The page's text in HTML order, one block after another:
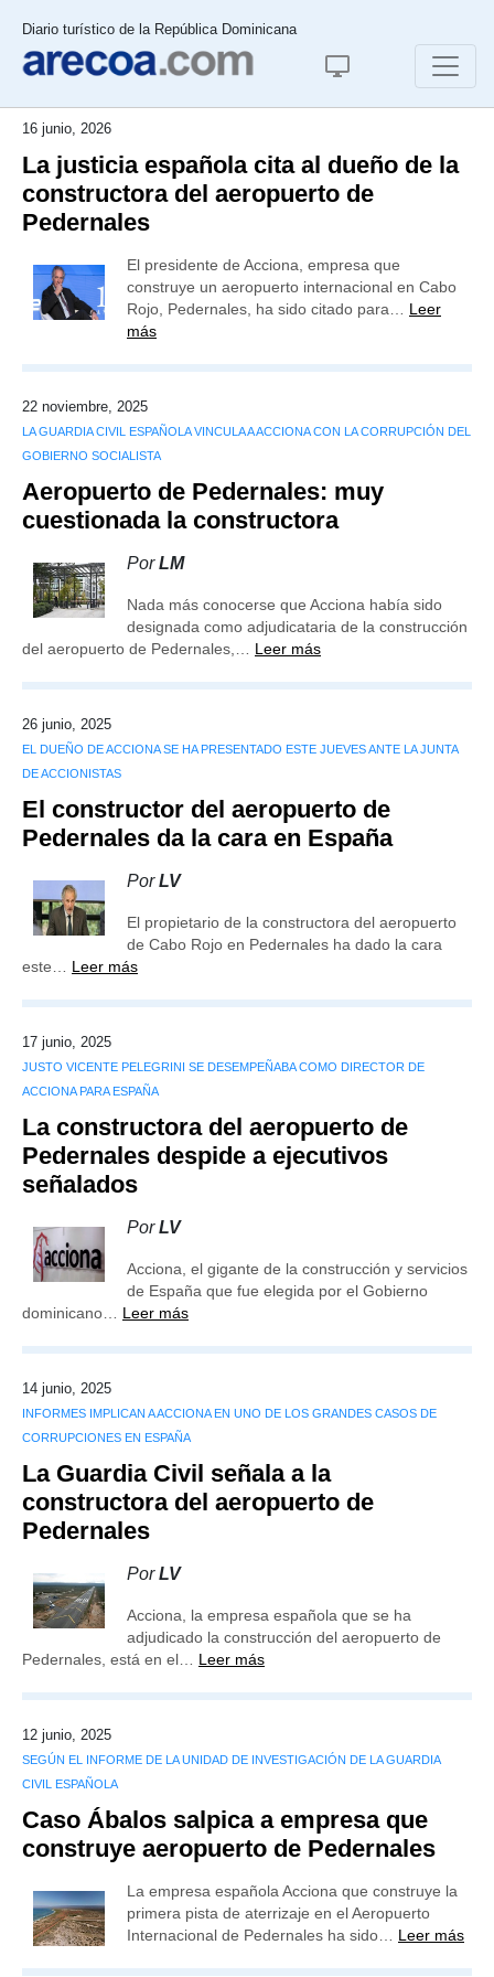
Diario turístico de la República Dominicana
16 junio, 2026
La justicia española cita al dueño de la
constructora del aeropuerto de
Pedernales
El presidente de Acciona, empresa que
construye un aeropuerto internacional en Cabo
Rojo, Pedernales, ha sido citado para… Leer
más
22 noviembre, 2025
LA GUARDIA CIVIL ESPAÑOLA VINCULA A ACCIONA CON LA CORRUPCIÓN DEL
GOBIERNO SOCIALISTA
Aeropuerto de Pedernales: muy
cuestionada la constructora
PorLM
Nada más conocerse que Acciona había sido
designada como adjudicataria de la construcción
del aeropuerto de Pedernales,… Leer más
26 junio, 2025
EL DUEÑO DE ACCIONA SE HA PRESENTADO ESTE JUEVES ANTE LA JUNTA
DE ACCIONISTAS
El constructor del aeropuerto de
Pedernales da la cara en España
PorLV
El propietario de la constructora del aeropuerto
de Cabo Rojo en Pedernales ha dado la cara
este… Leer más
17 junio, 2025
JUSTO VICENTE PELEGRINI SE DESEMPEÑABA COMO DIRECTOR DE
ACCIONA PARA ESPAÑA
La constructora del aeropuerto de
Pedernales despide a ejecutivos
señalados
PorLV
Acciona, el gigante de la construcción y servicios
de España que fue elegida por el Gobierno
dominicano… Leer más
14 junio, 2025
INFORMES IMPLICAN A ACCIONA EN UNO DE LOS GRANDES CASOS DE
CORRUPCIONES EN ESPAÑA
La Guardia Civil señala a la
constructora del aeropuerto de
Pedernales
PorLV
Acciona, la empresa española que se ha
adjudicado la construcción del aeropuerto de
Pedernales, está en el… Leer más
12 junio, 2025
SEGÚN EL INFORME DE LA UNIDAD DE INVESTIGACIÓN DE LA GUARDIA
CIVIL ESPAÑOLA
Caso Ábalos salpica a empresa que
construye aeropuerto de Pedernales
La empresa española Acciona que construye la
primera pista de aterrizaje en el Aeropuerto
Internacional de Pedernales ha sido… Leer más